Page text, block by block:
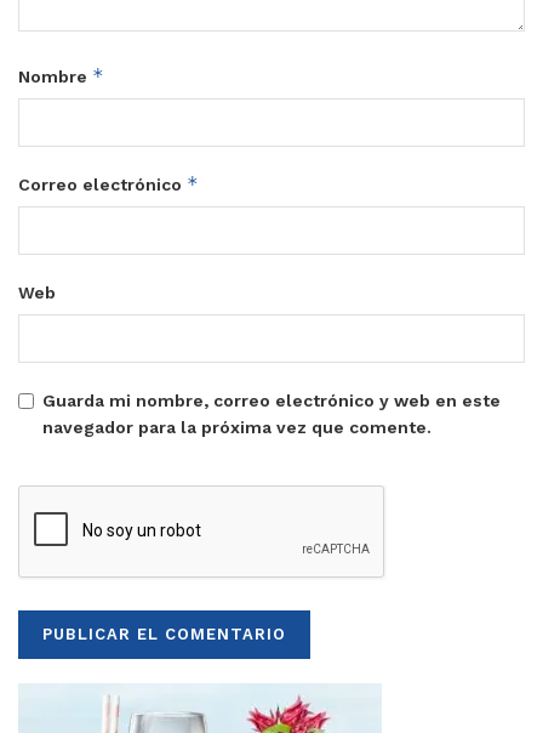
Nombre *
Correo electrónico *
Web
Guarda mi nombre, correo electrónico y web en este
navegador para la próxima vez que comente.